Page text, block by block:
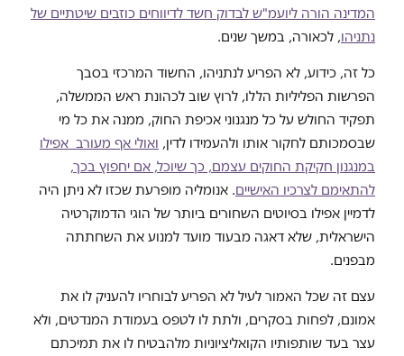
המדינה הורה ליועמ"ש לבדוק חשד לדיווחים כוזבים שיטתיים של
נתניהו, לכאורה, במשך שנים.
כל זה, כידוע, לא הפריע לנתניהו, החשוד המרכזי בסבך
הפרשות הפליליות הללו, לרוץ שוב לכהונת ראש הממשלה,
תפקיד החולש על כל מנגנוני אכיפת החוק, ממנה את כל מי
שבסמכותם לחקור אותו ולהעמידו לדין, ואולי אף מעורב אפילו
במנגנון חקיקת החוקים עצמם, כך שיוכל, אם יחפוץ בכך,
להתאימם לצרכיו האישיים. אנומליה מופרעת שכזו לא ניתן היה
לדמיין אפילו בסיוטים השחורים ביותר של הוגי הדמוקרטיה
הישראלית, שלא דאגה מבעוד מועד למנוע את השחתתה
מבפנים.
עצם זה שכל האמור לעיל לא הפריע לבוחריו להעניק לו את
אמונם, לפחות בסקרים, ולתת לו לטפס בעמודת המנדטים, ולא
עצר בעד שותפותיו הקואליציוניות מלהבטיח לו את תמיכתם